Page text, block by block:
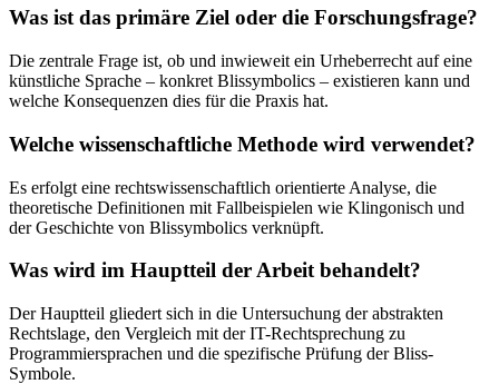
Was ist das primäre Ziel oder die Forschungsfrage?
Die zentrale Frage ist, ob und inwieweit ein Urheberrecht auf eine
künstliche Sprache – konkret Blissymbolics – existieren kann und
welche Konsequenzen dies für die Praxis hat.
Welche wissenschaftliche Methode wird verwendet?
Es erfolgt eine rechtswissenschaftlich orientierte Analyse, die
theoretische Definitionen mit Fallbeispielen wie Klingonisch und
der Geschichte von Blissymbolics verknüpft.
Was wird im Hauptteil der Arbeit behandelt?
Der Hauptteil gliedert sich in die Untersuchung der abstrakten
Rechtslage, den Vergleich mit der IT-Rechtsprechung zu
Programmiersprachen und die spezifische Prüfung der Bliss-
Symbole.